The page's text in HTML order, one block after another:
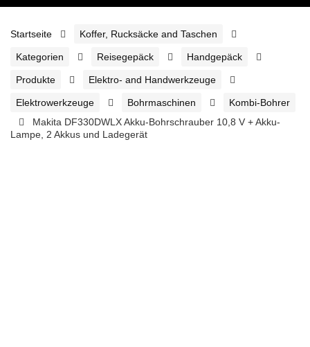
Startseite Koffer, Rucksäcke and Taschen
Kategorien Reisegepäck Handgepäck
Produkte Elektro- and Handwerkzeuge
Elektrowerkzeuge Bohrmaschinen
Kombi-Bohrer
Makita DF330DWLX Akku-Bohrschrauber 10,8 V + Akku-
Lampe, 2 Akkus und Ladegerät